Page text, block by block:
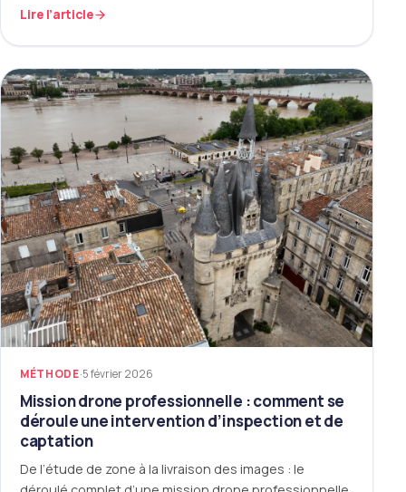
Lire l’article
MÉTHODE·5 février 2026
Mission drone professionnelle : comment se
déroule une intervention d’inspection et de
captation
De l’étude de zone à la livraison des images : le